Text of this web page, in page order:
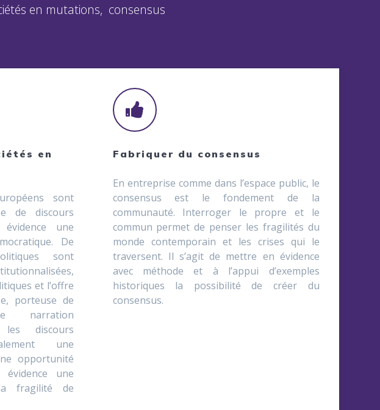
en mutations, consensus
en
sont
de discours
une
De
sont
et l’offre
porteuse de
narration
les discours
une
opportunité
une
fragilité de
Fabriquer du consensus
En entreprise comme dans l’espace public, le
consensus est le fondement de la
communauté. Interroger le propre et le
commun permet de penser les fragilités du
monde contemporain et les crises qui le
traversent. Il s’agit de mettre en évidence
avec méthode et à l’appui d’exemples
historiques la possibilité de créer du
consensus.